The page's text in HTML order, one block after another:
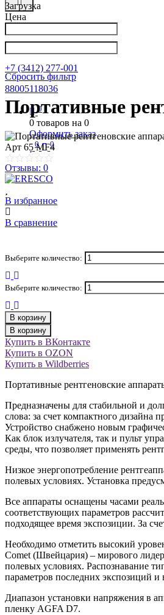
Написать в Телеграм
+7 (3412) 277-001
88005118036
0
0 товаров на 0
Оформить заказ
0 0
Загрузка
Цена
Сбросить фильтр
Портативные
Арт 65 MF4
Отзывы: 0
В избранное
В сравнение
Выберите количество:
Выберите количество:
В корзину
В корзину
Купить в ВКонтакте
Купить в OZON
Купить в Wildberries
Портативные рентгеновские
Предназначены для стабильной и
слова: за счет компактного дизайна
Устройство снабжено новым
Как блок излучателя, так и пульт
среды, что позволяет применять
Низкое энергопотребление
полевых условиях. Установка
Все аппараты оснащены часами
соответствующих параметров
подходящее время экспозиции. За
Необходимо отметить высокий
Comet (Швейцария) – мирового
полевых условиях. Распознавание
параметров последних экспозиций
Диапазон установки напряжения в
пленку AGFA D7.